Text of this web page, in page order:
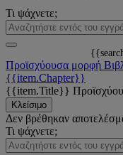
Τι ψάχνετε;
Προϊσχύουσα μορφή
{{item.Chapter}}
{{item.Title}}
Κλείσιμο
Δεν βρέθηκαν
Τι ψάχνετε;